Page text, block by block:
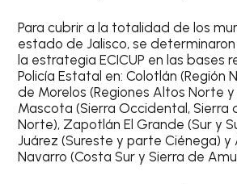
Para cubrir a la totalidad de los
estado de Jalisco, se
la estrategia ECICUP en las bases
Policía Estatal en: Colotlán (Región
de Morelos (Regiones Altos Norte y
Mascota (Sierra Occidental, Sierra
Norte), Zapotlán El Grande (Sur y
Juárez (Sureste y parte Ciénega) y
Navarro (Costa Sur y Sierra de